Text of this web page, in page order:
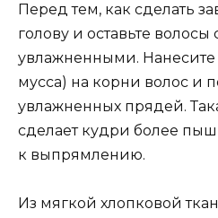
Перед тем, как сделать
голову и оставьте волосы
увлажненными.
мусса) на корни волос и
увлажненных прядей.
сделает кудри более
к выпрямлению.
Из мягкой хлопковой